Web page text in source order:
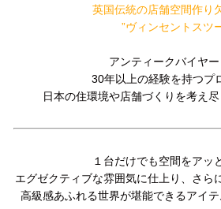
英国伝統の店舗空間作り
”ヴィンセントスツ
アンティークバイヤ
30年以上の経験を持つプ
日本の住環境や店舗づくりを考え
１台だけでも空間をアッ
エグゼクティブな雰囲気に仕上り、さら
高級感あふれる世界が堪能できるアイ